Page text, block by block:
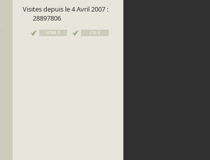
Visites depuis le 4 Avril 2007 :
28897806